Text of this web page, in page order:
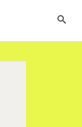
SUCHE